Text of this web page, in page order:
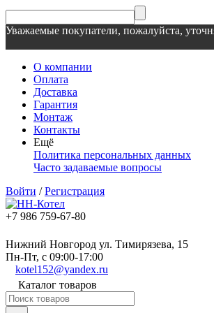
Уважаемые покупатели, пожалуйста,
О компании
Оплата
Доставка
Гарантия
Монтаж
Контакты
Ещё
Политика персональных данных
Часто задаваемые вопросы
Войти /Регистрация
+7 986 759-67-80
Нижний Новгород ул. Тимирязева, 15
Пн-Пт, с 09:00-17:00
kotel152@yandex.ru
Каталог товаров